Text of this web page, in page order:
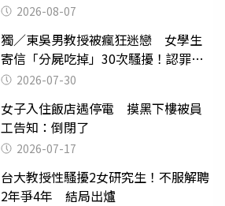
2026-08-07
獨／東吳男教授被瘋狂迷戀 女學生
寄信「分屍吃掉」30次騷擾！認罪免
關 2026-07-30
女子入住飯店遇停電 摸黑下樓被員
工告知：倒閉了
2026-07-17
台大教授性騷擾2女研究生！不服解聘
2年爭4年 結局出爐